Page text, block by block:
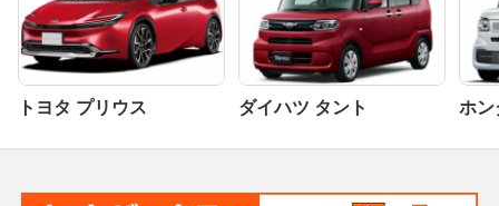
トヨタ プリウス ダイハツ タント ホン